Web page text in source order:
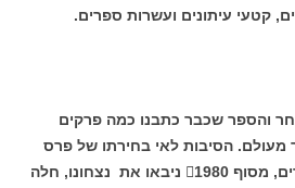
קטעי עיתונים ועשרות ספרים.
והספר שכבר כתבנו כמה פרקים
מעולם. הסיבות לאי בחירתו של פרס
ידועות. לאחר שכל הסקרים, מסוף 1980 ניבאו את נצחונו, חלה